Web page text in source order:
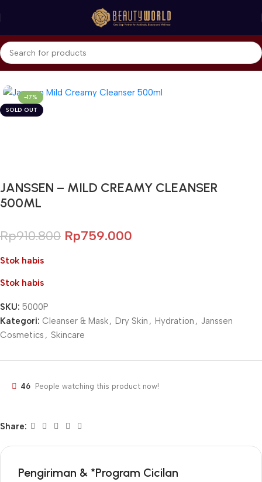
Beranda Janssen Cosmetics Cleanser & Mask
-17%
SOLD OUT
JANSSEN – MILD CREAMY CLEANSER
500ML
Rp910.800 Rp759.000
Stok habis
Stok habis
SKU: 5000P
Kategori: Cleanser & Mask, Dry Skin , Hydration , Janssen
Cosmetics , Skincare
46 People watching this product now!
Share:
Pengiriman & *Program Cicilan